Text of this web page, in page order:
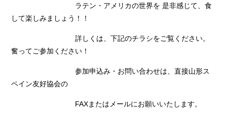
ラテン・アメリカの世界を 是非感じて、食
して楽しみましょう！！
詳しくは、下記のチラシをご覧ください。
奮ってご参加ください！
参加申込み・お問い合わせは、直接山形ス
ペイン友好協会の
FAXまたはメールにお願いいたします。